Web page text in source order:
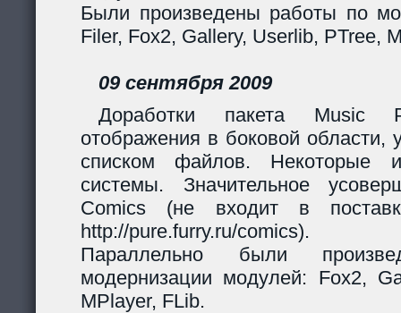
Были произведены работы по
Filer, Fox2, Gallery, Userlib, PTree,
09 сентября 2009
Доработки пакета Music
отображения в боковой области,
списком файлов. Некоторые
системы. Значительное
Comics (не входит в
http://pure.furry.ru/comics).
Параллельно были
модернизации модулей: Fox2,
MPlayer, FLib.